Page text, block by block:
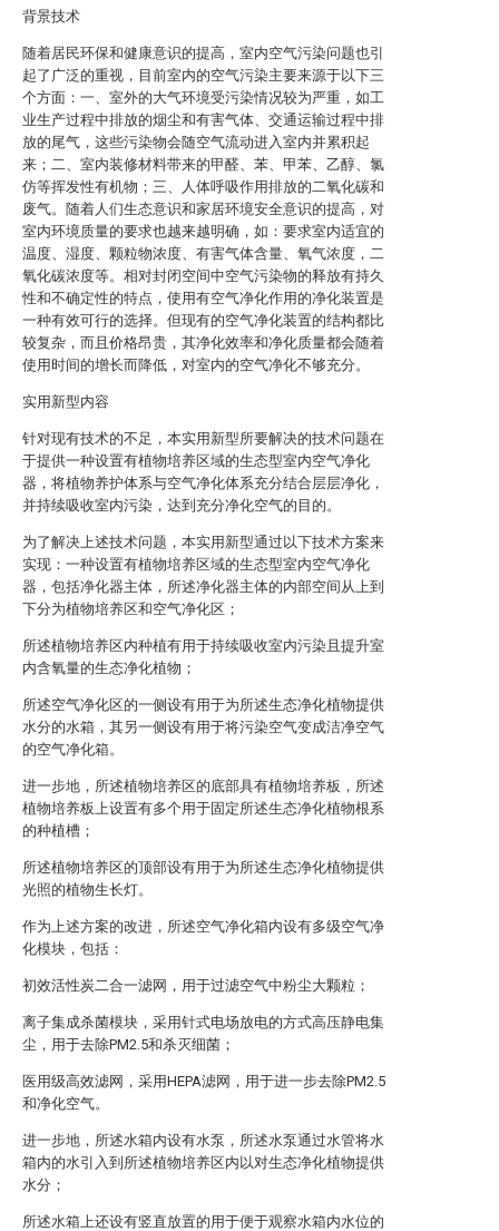
背景技术
随着居民环保和健康意识的提高，室内空气污染问题也引
起了广泛的重视，目前室内的空气污染主要来源于以下三
个方面：一、室外的大气环境受污染情况较为严重，如工
业生产过程中排放的烟尘和有害气体、交通运输过程中排
放的尾气，这些污染物会随空气流动进入室内并累积起
来；二、室内装修材料带来的甲醛、苯、甲苯、乙醇、氯
仿等挥发性有机物；三、人体呼吸作用排放的二氧化碳和
废气。随着人们生态意识和家居环境安全意识的提高，对
室内环境质量的要求也越来越明确，如：要求室内适宜的
温度、湿度、颗粒物浓度、有害气体含量、氧气浓度，二
氧化碳浓度等。相对封闭空间中空气污染物的释放有持久
性和不确定性的特点，使用有空气净化作用的净化装置是
一种有效可行的选择。但现有的空气净化装置的结构都比
较复杂，而且价格昂贵，其净化效率和净化质量都会随着
使用时间的增长而降低，对室内的空气净化不够充分。
实用新型内容
针对现有技术的不足，本实用新型所要解决的技术问题在
于提供一种设置有植物培养区域的生态型室内空气净化
器，将植物养护体系与空气净化体系充分结合层层净化，
并持续吸收室内污染，达到充分净化空气的目的。
为了解决上述技术问题，本实用新型通过以下技术方案来
实现：一种设置有植物培养区域的生态型室内空气净化
器，包括净化器主体，所述净化器主体的内部空间从上到
下分为植物培养区和空气净化区；
所述植物培养区内种植有用于持续吸收室内污染且提升室
内含氧量的生态净化植物；
所述空气净化区的一侧设有用于为所述生态净化植物提供
水分的水箱，其另一侧设有用于将污染空气变成洁净空气
的空气净化箱。
进一步地，所述植物培养区的底部具有植物培养板，所述
植物培养板上设置有多个用于固定所述生态净化植物根系
的种植槽；
所述植物培养区的顶部设有用于为所述生态净化植物提供
光照的植物生长灯。
作为上述方案的改进，所述空气净化箱内设有多级空气净
化模块，包括：
初效活性炭二合一滤网，用于过滤空气中粉尘大颗粒；
离子集成杀菌模块，采用针式电场放电的方式高压静电集
尘，用于去除PM2.5和杀灭细菌；
医用级高效滤网，采用HEPA滤网，用于进一步去除PM2.5
和净化空气。
进一步地，所述水箱内设有水泵，所述水泵通过水管将水
箱内的水引入到所述植物培养区内以对生态净化植物提供
水分；
所述水箱上还设有竖直放置的用于便于观察水箱内水位的